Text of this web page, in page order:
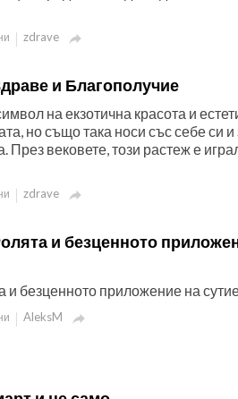
zdrave 
и Благополучие
на екзотична красота и
но също така носи със себе си и
През вековете, този растеж е
zdrave 
и безценното
и безценното приложение на
AleksM 